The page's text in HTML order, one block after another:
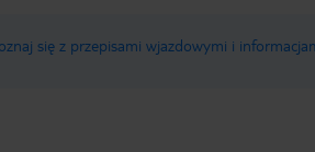
się z przepisami wjazdowymi i